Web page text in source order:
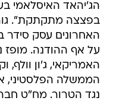
הג'יהאד האיסלאמי
בפצצה מתקתקת".
האחרונים עסק סידר
על אף ההודנה. מופז
האמריקאי, ג'ון וולף,
הממשלה הפלסטיני,
נגד הטרור. מח"ט